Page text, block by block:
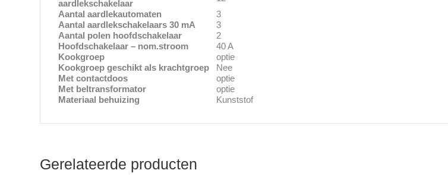
aardlekschakelaar
Aantal aardlekautomaten
3
Aantal aardlekschakelaars 30 mA
3
Aantal polen hoofdschakelaar
2
Hoofdschakelaar – nom.stroom
40 A
Kookgroep
optie
Kookgroep geschikt als krachtgroep
Nee
Met contactdoos
optie
Met beltransformator
optie
Materiaal behuizing
Kunststof
Gerelateerde producten